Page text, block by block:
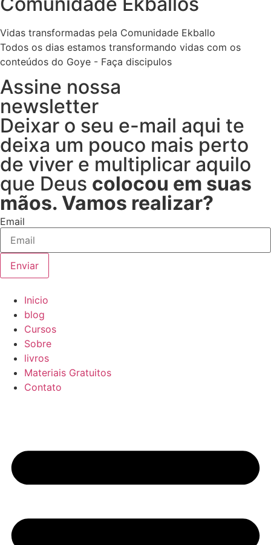
Vidas transformadas pela Comunidade Ekballo
Todos os dias estamos transformando vidas com os
conteúdos do Goye - Faça discipulos
Assine nossa
newsletter
Deixar o seu e-mail aqui te
deixa um pouco mais perto
de viver e multiplicar aquilo
que Deus colocou em suas
mãos. Vamos realizar?
Email
Enviar
Inicio
blog
Cursos
Sobre
livros
Materiais Gratuitos
Contato